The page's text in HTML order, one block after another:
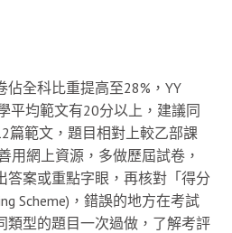
全科比重提高至28%，YY
平均範文有20分以上，建議同
篇範文，題目相對上較乙部課
用網上資源，多做歷屆試卷，
答案或重點字眼，再核對「得分
Scheme)，錯誤的地方在考試
類型的題目一次過做，了解考評